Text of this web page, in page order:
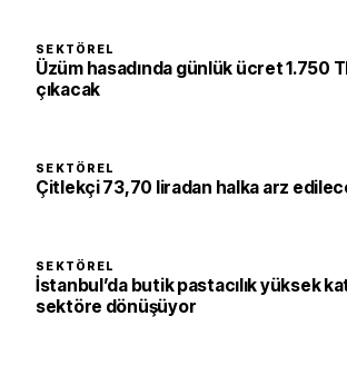
SEKTÖREL
Üzüm hasadında günlük ücret 1.750
çıkacak
SEKTÖREL
Çitlekçi 73,70 liradan halka arz
SEKTÖREL
İstanbul’da butik pastacılık yüksek
sektöre dönüşüyor